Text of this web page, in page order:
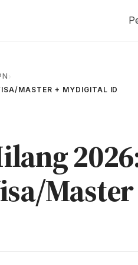
›
MASTER + MYDIGITAL ID
Master